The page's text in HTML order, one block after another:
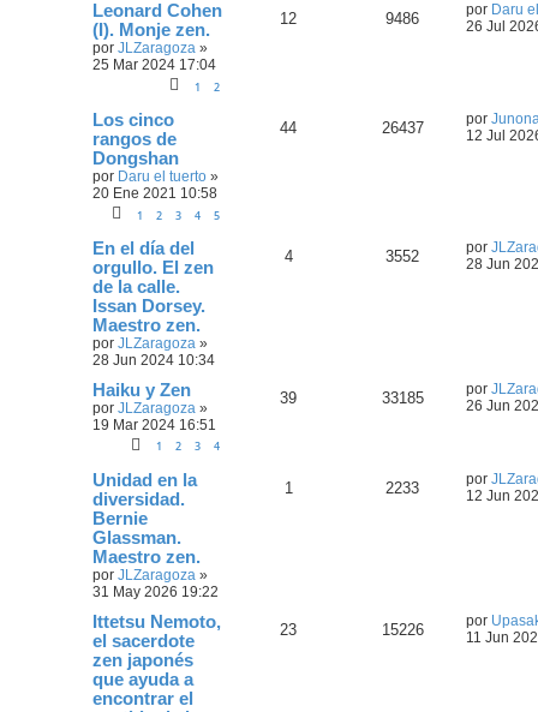
Leonard Cohen
(I). Monje zen.
por JLZaragoza »
25 Mar 2024 17:04
1 2
12 9486 por Daru
26 Jul
Los cinco
rangos de
Dongshan
por Daru el tuerto »
20 Ene 2021 10:58
1 2 3 4 5
44 26437 por
12 Jul
En el día del
orgullo. El zen
de la calle.
Issan Dorsey.
Maestro zen.
por JLZaragoza »
28 Jun 2024 10:34
4 3552 por
28 Jun
Haiku y Zen
por JLZaragoza »
19 Mar 2024 16:51
1 2 3 4
39 33185 por
26 Jun
Unidad en la
diversidad.
Bernie
Glassman.
Maestro zen.
por JLZaragoza »
31 May 2026 19:22
1 2233 por
12 Jun
Ittetsu Nemoto,
el sacerdote
zen japonés
que ayuda a
encontrar el
23 15226 por
11 Jun